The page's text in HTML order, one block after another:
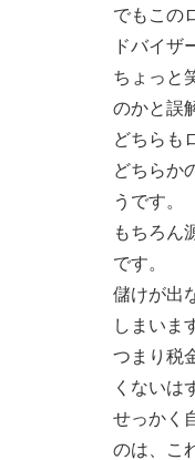
でもこの
ドバイザ
ちょっと
のかと誤
どちらも
どちらか
うです。
もちろん
です。
儲けが出
しまいま
つまり税
くないは
せっかく
のは、こ